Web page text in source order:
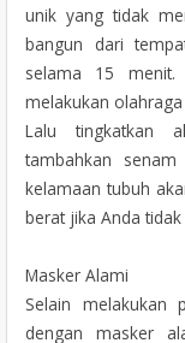
unik yang tidak
bangun dari
selama 15
melakukan
Lalu tingkatkan
tambahkan
kelamaan tubuh
berat jika Anda
Masker Alami
Selain melakukan
dengan masker